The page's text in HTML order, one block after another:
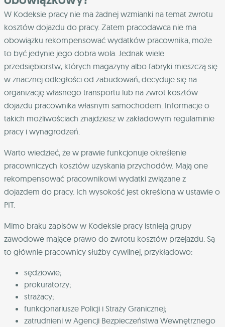
W Kodeksie pracy nie ma żadnej wzmianki na temat zwrotu
kosztów dojazdu do pracy. Zatem pracodawca nie ma
obowiązku rekompensować wydatków pracownika, może
to być jedynie jego dobra wola. Jednak wiele
przedsiębiorstw, których magazyny albo fabryki mieszczą się
w znacznej odległości od zabudowań, decyduje się na
organizację własnego transportu lub na zwrot kosztów
dojazdu pracownika własnym samochodem. Informacje o
takich możliwościach znajdziesz w zakładowym regulaminie
pracy i wynagrodzeń.
Warto wiedzieć, że w prawie funkcjonuje określenie
pracowniczych kosztów uzyskania przychodów. Mają one
rekompensować pracownikowi wydatki związane z
dojazdem do pracy. Ich wysokość jest określona w ustawie o
PIT.
Mimo braku zapisów w Kodeksie pracy istnieją grupy
zawodowe mające prawo do zwrotu kosztów przejazdu. Są
to głównie pracownicy służby cywilnej, przykładowo:
sędziowie;
prokuratorzy;
strażacy;
funkcjonariusze Policji i Straży Granicznej;
zatrudnieni w Agencji Bezpieczeństwa Wewnętrznego